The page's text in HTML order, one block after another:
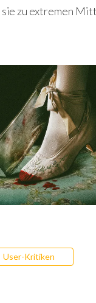
zu extremen
User-Kritiken